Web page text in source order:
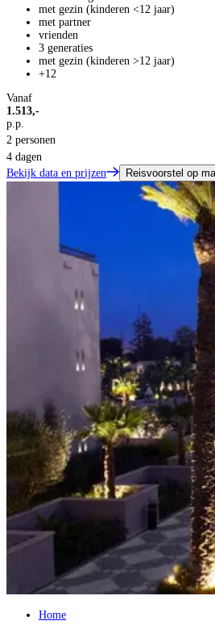
met gezin (kinderen <12 jaar)
met partner
vrienden
3 generaties
met gezin (kinderen >12 jaar)
+12
Vanaf
1.513,-
p.p.
2 personen
4 dagen
Bekijk data en prijzen
Reisvoorstel op
Home